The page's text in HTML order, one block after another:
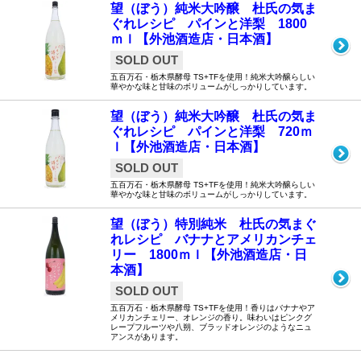
望（ぼう）純米大吟醸 杜氏の気ま
ぐれレシピ パインと洋梨 1800
ｍｌ【外池酒造店・日本酒】
SOLD OUT
五百万石・栃木県酵母 TS+TFを使用！純米大吟醸らしい
華やかな味と甘味のボリュームがしっかりしています。
望（ぼう）純米大吟醸 杜氏の気ま
ぐれレシピ パインと洋梨 720ｍ
ｌ【外池酒造店・日本酒】
SOLD OUT
五百万石・栃木県酵母 TS+TFを使用！純米大吟醸らしい
華やかな味と甘味のボリュームがしっかりしています。
望（ぼう）特別純米 杜氏の気まぐ
れレシピ バナナとアメリカンチェ
リー 1800ｍｌ【外池酒造店・日
本酒】
SOLD OUT
五百万石・栃木県酵母 TS+TFを使用！香りはバナナやア
メリカンチェリー、オレンジの香り。味わいはピンクグ
レープフルーツや八朔、ブラッドオレンジのようなニュ
アンスがあります。